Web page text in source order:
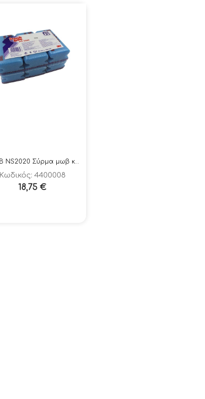
3M S/B NS2020 Σύρμα μωβ καθαρισμού 6 τμχ
Κωδικός: 4400008
18,75 €